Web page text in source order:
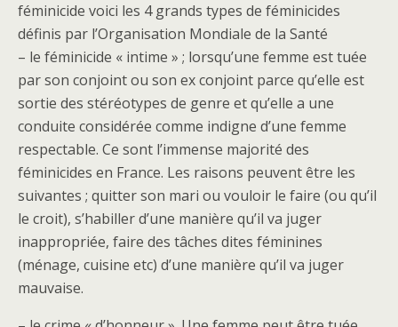
féminicide voici les 4 grands types de féminicides
définis par l’Organisation Mondiale de la Santé
– le féminicide « intime » ; lorsqu’une femme est tuée
par son conjoint ou son ex conjoint parce qu’elle est
sortie des stéréotypes de genre et qu’elle a une
conduite considérée comme indigne d’une femme
respectable. Ce sont l’immense majorité des
féminicides en France. Les raisons peuvent être les
suivantes ; quitter son mari ou vouloir le faire (ou qu’il
le croit), s’habiller d’une manière qu’il va juger
inappropriée, faire des tâches dites féminines
(ménage, cuisine etc) d’une manière qu’il va juger
mauvaise.